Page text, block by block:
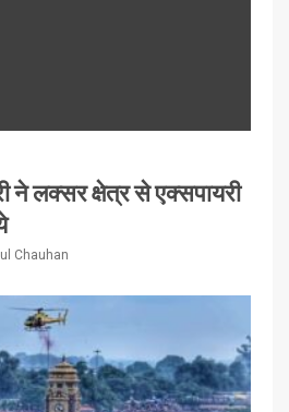
ने लक्सर क्षेत्र से एक्सपायरी
Chauhan